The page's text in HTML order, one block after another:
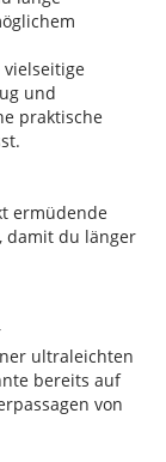
und
praktische
ermüdende
damit du länger
ultraleichten
bereits auf
von